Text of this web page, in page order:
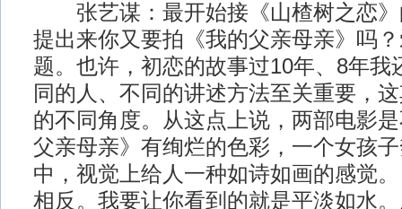
张艺谋：最开始接《山楂树之恋》
提出来你又要拍《我的父亲母亲》吗
题。也许，初恋的故事过10年、8年我
同的人、不同的讲述方法至关重要，
的不同角度。从这点上说，两部电影
父亲母亲》有绚烂的色彩，一个女孩
中，视觉上给人一种如诗如画的感觉
相反。我要让你看到的就是平淡如水